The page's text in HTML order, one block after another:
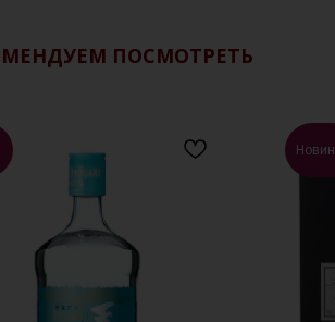
ПОСМОТРЕТЬ